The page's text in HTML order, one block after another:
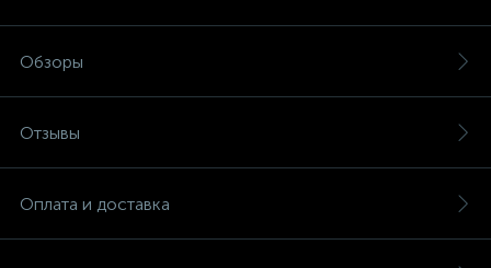
Обзоры
Отзывы
Оплата и доставка